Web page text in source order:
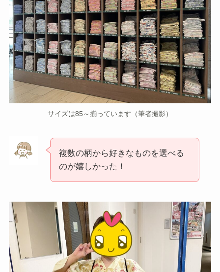
サイズは85～揃っています（筆者撮影）
複数の柄から好きなものを選べる
のが嬉しかった！